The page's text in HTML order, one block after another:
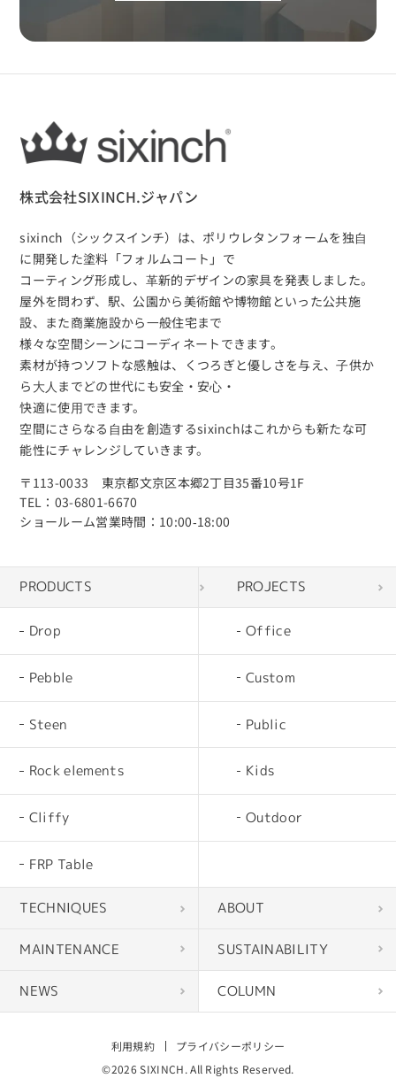
株式会社SIXINCH.ジャパン
sixinch（シックスインチ）は、 ポリウレタンフォームを独⾃
に開発した塗料「フォルムコート」で
コーティング形成し、⾰新的デザインの家具を発表しました。
屋外を問わず、駅、公園から美術館や博物館といった公共施
設、また商業施設から⼀般住宅まで
様々な空間シーンにコーディネートできます。
素材が持つソフトな感触は、くつろぎと優しさを与え、⼦供か
ら⼤⼈までどの世代にも安全・安⼼・
快適に使⽤できます。
空間にさらなる⾃由を創造するsixinchはこれからも新たな可
能性にチャレンジしていきます。
〒113-0033 東京都文京区本郷2丁目35番10号1F
TEL：03-6801-6670
ショールーム営業時間：10:00‐18:00
PRODUCTS
Drop
Pebble
Steen
Rock elements
Cliffy
FRP Table
PROJECTS
Office
Custom
Public
Kids
Outdoor
TECHNIQUES ABOUT
MAINTENANCE SUSTAINABILITY
NEWS COLUMN
利用規約
プライバシーポリシー
©2026 SIXINCH. All Rights Reserved.